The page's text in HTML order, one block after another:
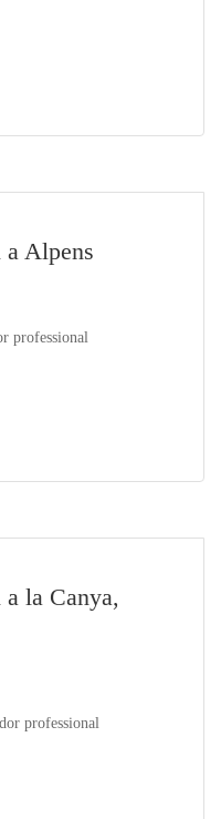
a Alpens
professional
la Canya,
professional